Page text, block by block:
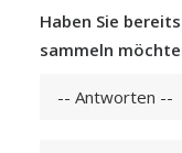
Haben Sie
sammeln